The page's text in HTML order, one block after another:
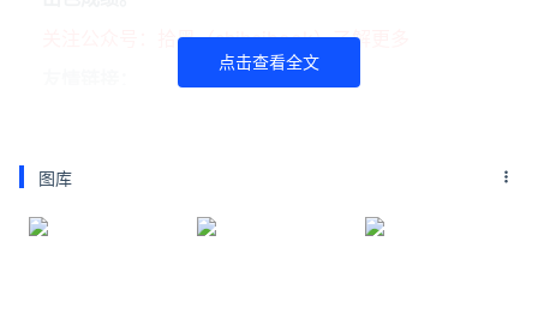
关注公众号：拾黑（shiheibook）了解更多
https://www.yaorank.com/
点击查看全文
图库